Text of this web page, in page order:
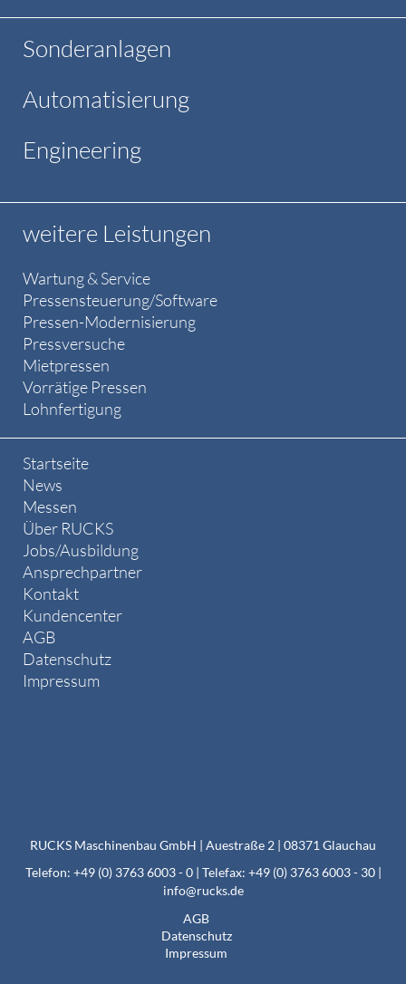
Sonderanlagen
Automatisierung
Engineering
weitere Leistungen
Wartung & Service
Pressensteuerung/Software
Pressen-Modernisierung
Pressversuche
Mietpressen
Vorrätige Pressen
Lohnfertigung
Startseite
News
Messen
Über RUCKS
Jobs/Ausbildung
Ansprechpartner
Kontakt
Kundencenter
AGB
Datenschutz
Impressum
RUCKS Maschinenbau GmbH | Auestraße 2 | 08371 Glauchau
Telefon: +49 (0) 3763 6003 - 0 | Telefax: +49 (0) 3763 6003 - 30 |
info@rucks.de
AGB
Datenschutz
Impressum